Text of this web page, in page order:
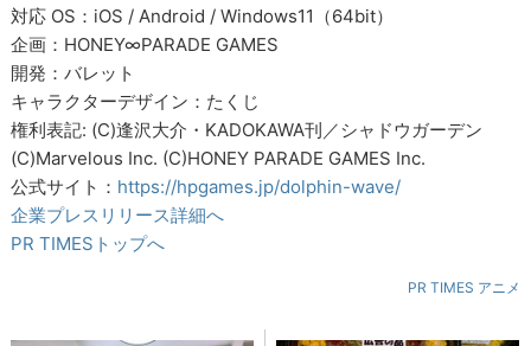
対応 OS：iOS / Android / Windows11（64bit）
企画：HONEY∞PARADE GAMES
開発：バレット
キャラクターデザイン：たくじ
権利表記: (C)逢沢大介・KADOKAWA刊／シャドウガーデン
(C)Marvelous Inc. (C)HONEY PARADE GAMES Inc.
公式サイト： https://hpgames.jp/dolphin-wave/
企業プレスリリース詳細へ
PR TIMESトップへ
PR TIMES アニメ